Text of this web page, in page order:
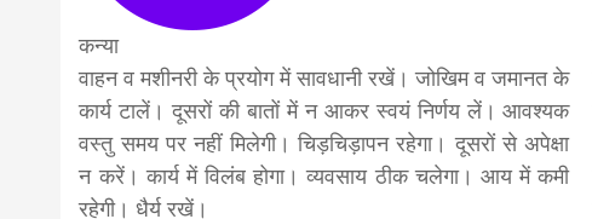
कन्या
वाहन व मशीनरी के प्रयोग में सावधानी रखें। जोखिम व जमानत के
कार्य टालें। दूसरों की बातों में न आकर स्वयं निर्णय लें। आवश्यक
वस्तु समय पर नहीं मिलेगी। चिड़चिड़ापन रहेगा। दूसरों से अपेक्षा
न करें। कार्य में विलंब होगा। व्यवसाय ठीक चलेगा। आय में कमी
रहेगी। धैर्य रखें।